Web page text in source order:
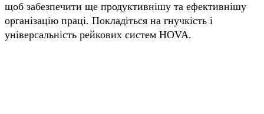
щоб забезпечити ще продуктивнішу та ефективнішу
організацію праці. Покладіться на гнучкість і
універсальність рейкових систем HOVA.